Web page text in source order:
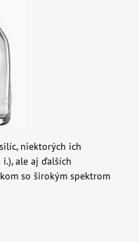
niektorých ich
ale aj ďalších
so širokým spektrom